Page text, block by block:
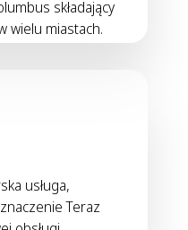
składający
wielu miastach.
usługa,
Teraz